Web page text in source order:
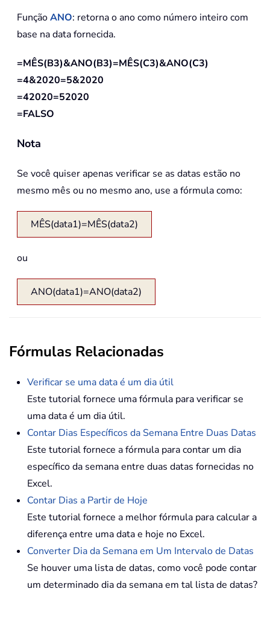
FunçãoANO: retorna o ano como número inteiro com
base na data fornecida.
=MÊS(B3)&ANO(B3)=MÊS(C3)&ANO(C3)
=4&2020=5&2020
=42020=52020
=FALSO
Nota
Se você quiser apenas verificar se as datas estão no
mesmo mês ou no mesmo ano, use a fórmula como:
MÊS(data1)=MÊS(data2)
ou
ANO(data1)=ANO(data2)
Fórmulas Relacionadas
Verificar se uma data é um dia útil
Este tutorial fornece uma fórmula para verificar se
uma data é um dia útil.
Contar Dias Específicos da Semana Entre Duas Datas
Este tutorial fornece a fórmula para contar um dia
específico da semana entre duas datas fornecidas no
Excel.
Contar Dias a Partir de Hoje
Este tutorial fornece a melhor fórmula para calcular a
diferença entre uma data e hoje no Excel.
Converter Dia da Semana em Um Intervalo de Datas
Se houver uma lista de datas, como você pode contar
um determinado dia da semana em tal lista de datas?